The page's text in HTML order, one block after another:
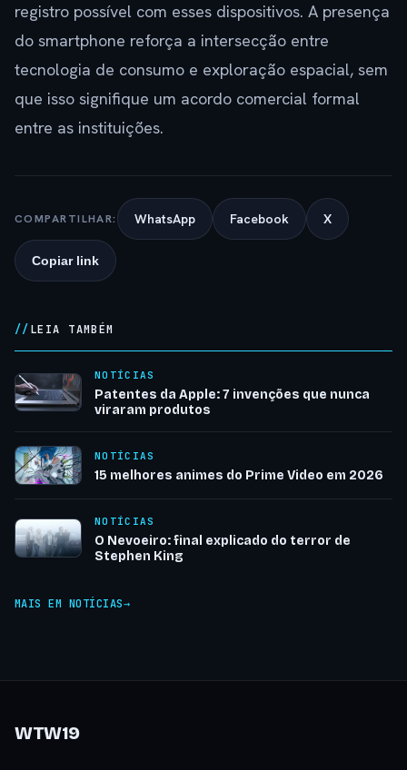
registro possível com esses dispositivos. A presença
do smartphone reforça a intersecção entre
tecnologia de consumo e exploração espacial, sem
que isso signifique um acordo comercial formal
entre as instituições.
COMPARTILHAR: WhatsApp Facebook X
Copiar link
LEIA TAMBÉM
NOTÍCIAS
Patentes da Apple: 7 invenções que nunca
viraram produtos
NOTÍCIAS
15 melhores animes do Prime Video em 2026
NOTÍCIAS
O Nevoeiro: final explicado do terror de
Stephen King
MAIS EM NOTÍCIAS
WTW19